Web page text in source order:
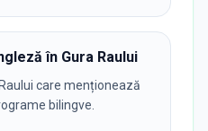
în Gura Raului
care menționează
bilingve.